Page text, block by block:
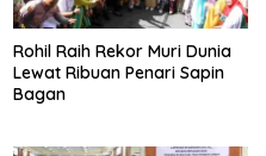
Rohil Raih Rekor Muri Dunia
Lewat Ribuan Penari Sapin
Bagan